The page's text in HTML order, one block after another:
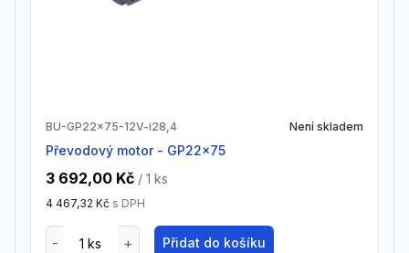
BU-GP22x75-12V-i28,4 Není skladem
Převodový motor - GP22x75
3 692,00 Kč / 1 ks
4 467,32 Kč s DPH
Přidat do košíku